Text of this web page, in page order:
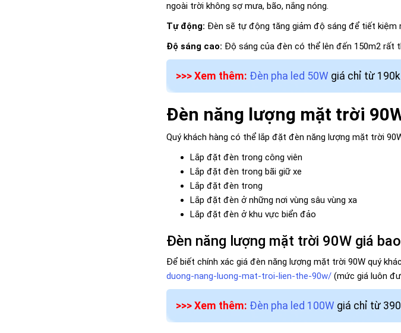
ngoài trời không sợ mưa, bão, nắng nóng.
Tự động: Đèn sẽ tự động tăng giảm độ sáng để tiết kiệm
Độ sáng cao: Độ sáng của đèn có thể lên đến 150m2 rất
>>> Xem thêm: Đèn pha led 50W giá chỉ từ 190k
Đèn năng lượng mặt trời
Quý khách hàng có thể lắp đặt đèn năng lượng mặt trời
Lắp đặt đèn trong công viên
Lắp đặt đèn trong bãi giữ xe
Lắp đặt đèn trong
Lắp đặt đèn ở những nơi vùng sâu vùng xa
Lắp đặt đèn ở khu vực biển đảo
Đèn năng lượng mặt trời 90W giá
Để biết chính xác giá đèn năng lượng mặt trời 90W quý
duong-nang-luong-mat-troi-lien-the-90w/ (mức giá luôn
>>> Xem thêm: Đèn pha led 100W giá chỉ từ